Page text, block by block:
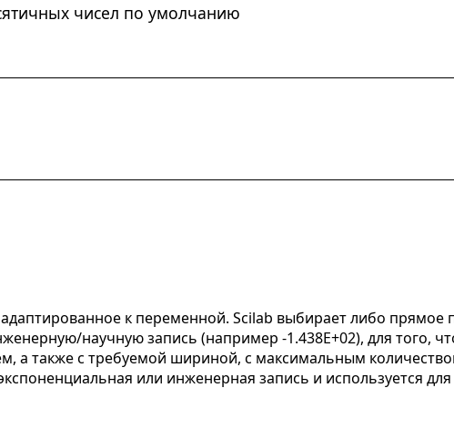
чисел по умолчанию
к переменной. Scilab выбирает либо прямое
научную запись (например -1.438E+02), для того,
а также с требуемой шириной, с максимальным
или инженерная запись и используется для